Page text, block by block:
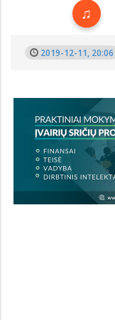
2019-12-11, 20:06